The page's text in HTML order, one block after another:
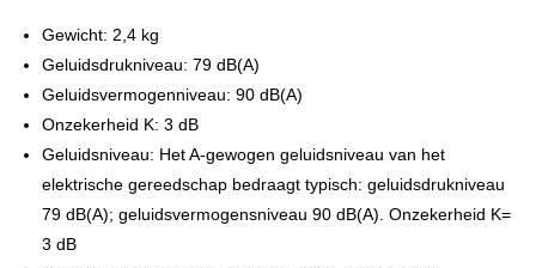
Gewicht: 2,4 kg
Geluidsdrukniveau: 79 dB(A)
Geluidsvermogenniveau: 90 dB(A)
Onzekerheid K: 3 dB
Geluidsniveau: Het A-gewogen geluidsniveau van het
elektrische gereedschap bedraagt typisch: geluidsdrukniveau
79 dB(A); geluidsvermogensniveau 90 dB(A). Onzekerheid K=
3 dB